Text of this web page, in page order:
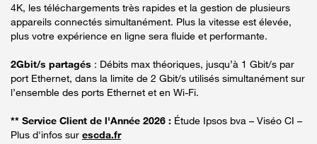
4K, les téléchargements très rapides et la gestion de plusieurs
appareils connectés simultanément. Plus la vitesse est élevée,
plus votre expérience en ligne sera fluide et performante.
2Gbit/s partagés : Débits max théoriques, jusqu’à 1 Gbit/s par
port Ethernet, dans la limite de 2 Gbit/s utilisés simultanément sur
l’ensemble des ports Ethernet et en Wi-Fi.
** Service Client de l'Année 2026 : Étude Ipsos bva – Viséo CI –
Plus d'infos sur escda.fr